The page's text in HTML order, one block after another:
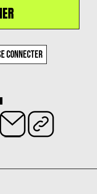
CONNECTER
, le